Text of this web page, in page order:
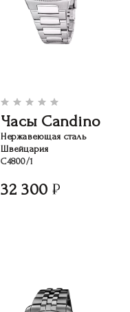
Часы Candino
Нержавеющая сталь
Швейцария
C4800/1
32 300